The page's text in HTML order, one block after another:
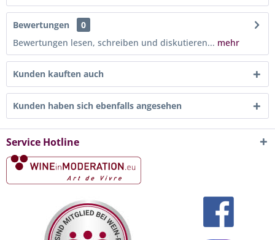
Bewertungen
0
Bewertungen lesen, schreiben und diskutieren... mehr
Kunden kauften auch
Kunden haben sich ebenfalls angesehen
Service Hotline